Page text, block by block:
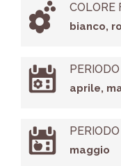
COLORE
bianco,
aprile,
maggio